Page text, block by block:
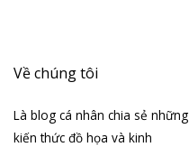
Về chúng tôi
Là blog cá nhân chia sẻ những
kiến thức đồ họa và kinh